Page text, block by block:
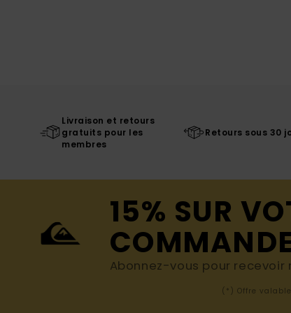
Livraison et retours
gratuits pour les
membres
Retours sous 30
15% SUR
Abonnez-vous pour
(*) Offre